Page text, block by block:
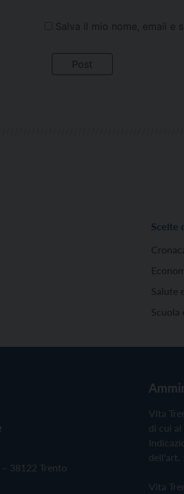
Salva il mio nome, email e
Scelte
Salute
Scuola
38122 Trento
Vita
di cui
dell'art.
Vita